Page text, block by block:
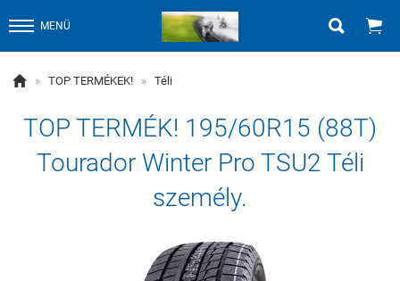
MENÜ  
 » TOP TERMÉKEK! » Téli
TOP TERMÉK! 195/60R15 (88T)
Tourador Winter Pro TSU2 Téli
személy.